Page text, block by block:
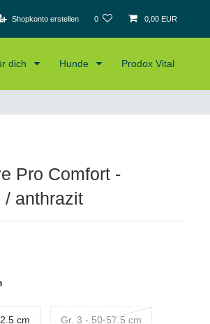
Shopkonto erstellen 0 0,00 EUR
dich Hunde Prodox Vital
Pro Comfort -
/ anthrazit
cm Gr. 3 - 50-57.5 cm